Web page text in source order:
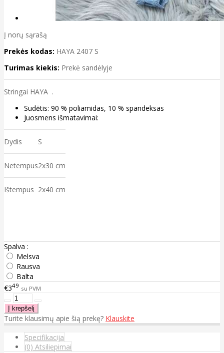
Į norų sąrašą
Prekės kodas: HAYA 2407 S
Turimas kiekis: Prekė sandėlyje
Stringai HAYA .
Sudėtis: 90 % poliamidas, 10 % spandeksas
Juosmens išmatavimai:
Dydis S
Netempus2x30 cm
Ištempus 2x40 cm
Spalva :
Melsva
Rausva
Balta
€349 su PVM
Turite klausimų apie šią prekę? Klauskite
Specifikacija
(0) Atsiliepimai